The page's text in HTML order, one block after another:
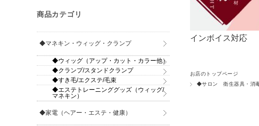
インボイス対応
お店のトップページ
◆サロン 衛生器具・消
商品カテゴリ
◆マネキン・ウィッグ・クランプ
◆ウィッグ（アップ・カット・カラー他）
◆クランプ/スタンドクランプ
◆すき毛/エクステ/毛束
◆エステトレーニンググッズ（ウィッグ/
マネキン）
◆家電（ヘアー・エステ・健康）